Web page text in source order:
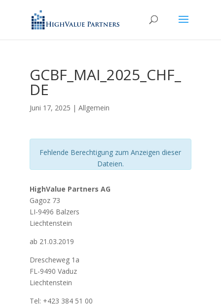
GCBF_MAI_2025_CHF_
DE
Juni 17, 2025 | Allgemein
Fehlende Berechtigung zum Anzeigen dieser
Dateien.
HighValue Partners AG
Gagoz 73
LI-9496 Balzers
Liechtenstein
ab 21.03.2019
Drescheweg 1a
FL-9490 Vaduz
Liechtenstein
Tel: +423 384 51 00